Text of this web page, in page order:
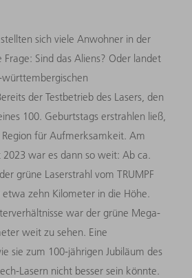
sich viele Anwohner in der
Sind das Aliens? Oder landet
der Testbetrieb des Lasers, den
100. Geburtstags erstrahlen ließ,
für Aufmerksamkeit. Am
war es dann so weit: Ab ca.
grüne Laserstrahl vom TRUMPF
zehn Kilometer in die Höhe.
war der grüne Mega-
weit zu sehen. Eine
sie zum 100-jährigen Jubiläum des
Lasern nicht besser sein könnte.